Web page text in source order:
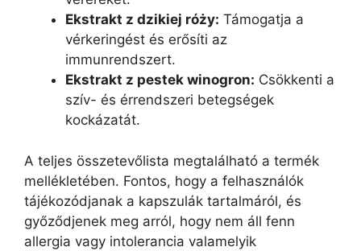
Ekstrakt z dzikiej róży: Támogatja a
vérkeringést és erősíti az
immunrendszert.
Ekstrakt z pestek winogron: Csökkenti a
szív- és érrendszeri betegségek
kockázatát.
A teljes összetevőlista megtalálható a termék
mellékletében. Fontos, hogy a felhasználók
tájékozódjanak a kapszulák tartalmáról, és
győződjenek meg arról, hogy nem áll fenn
allergia vagy intolerancia valamelyik